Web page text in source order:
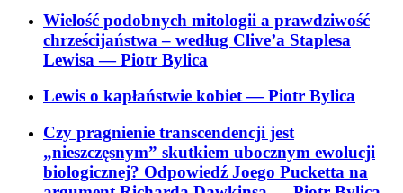
Wielość podobnych mitologii a prawdziwość
chrześcijaństwa – według Clive’a Staplesa
Lewisa— Piotr Bylica
Lewis o kapłaństwie kobiet— Piotr Bylica
Czy pragnienie transcendencji jest
„nieszczęsnym” skutkiem ubocznym ewolucji
biologicznej? Odpowiedź Joego Pucketta na